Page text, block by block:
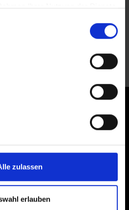
Ihrer Nutzung der Dienste
zulassen
erlauben
anmelden
von Schwalbe zu. Die Einwilligung in